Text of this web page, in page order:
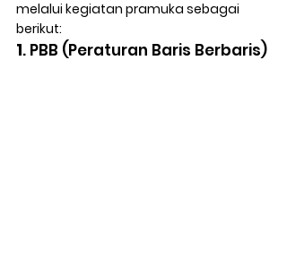
melalui kegiatan pramuka sebagai
berikut:
1. PBB (Peraturan Baris Berbaris)